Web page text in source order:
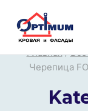
Перейти
Главная / Все
Черепица